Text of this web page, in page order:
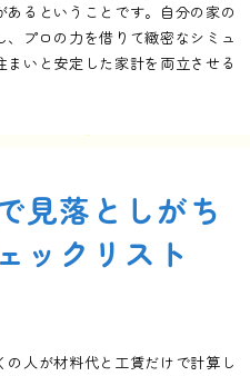
るということです。自分の家の
プロの力を借りて緻密なシミュ
いと安定した家計を両立させる
見落としがち
ックリスト
人が材料代と工賃だけで計算し